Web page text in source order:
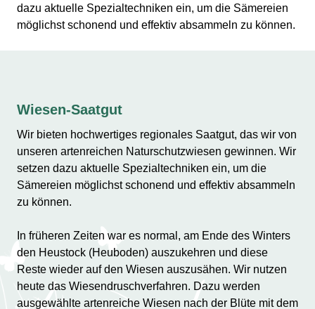
dazu aktuelle Spezialtechniken ein, um die Sämereien
möglichst schonend und effektiv absammeln zu können.
Wiesen-Saatgut
Wir bieten hochwertiges regionales Saatgut, das wir von
unseren artenreichen Naturschutzwiesen gewinnen. Wir
setzen dazu aktuelle Spezialtechniken ein, um die
Sämereien möglichst schonend und effektiv absammeln
zu können.
In früheren Zeiten war es normal, am Ende des Winters
den Heustock (Heuboden) auszukehren und diese
Reste wieder auf den Wiesen auszusähen. Wir nutzen
heute das Wiesendruschverfahren. Dazu werden
ausgewählte artenreiche Wiesen nach der Blüte mit dem